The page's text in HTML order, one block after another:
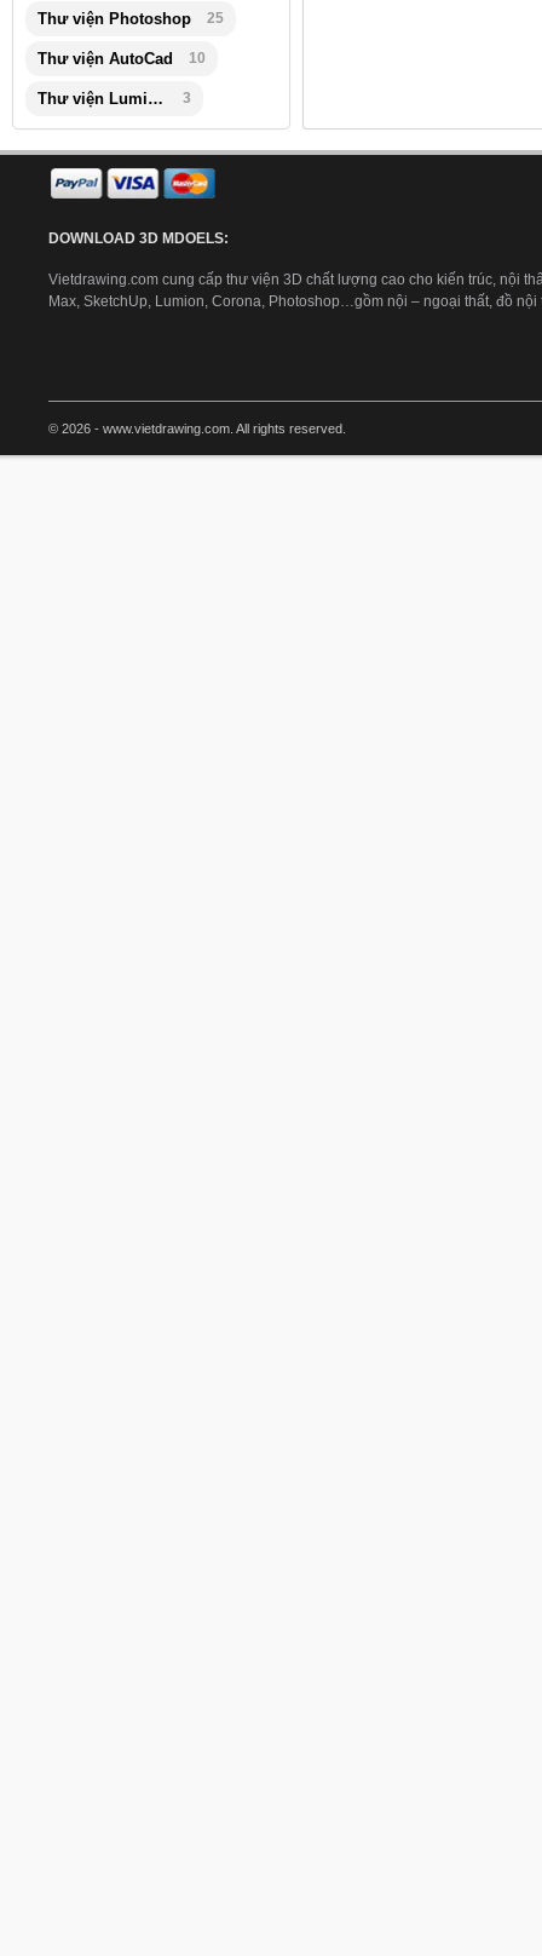
Thư viện Photoshop 25
Thư viện AutoCad 10
Thư viện Lumion 3
DOWNLOAD 3D MDOELS:
Vietdrawing.com cung cấp thư viện 3D chất lượng cao cho kiến trúc, nội
Max, SketchUp, Lumion, Corona, Photoshop…gồm nội – ngoại thất, đồ nội
© 2026 - www.vietdrawing.com. All rights reserved.